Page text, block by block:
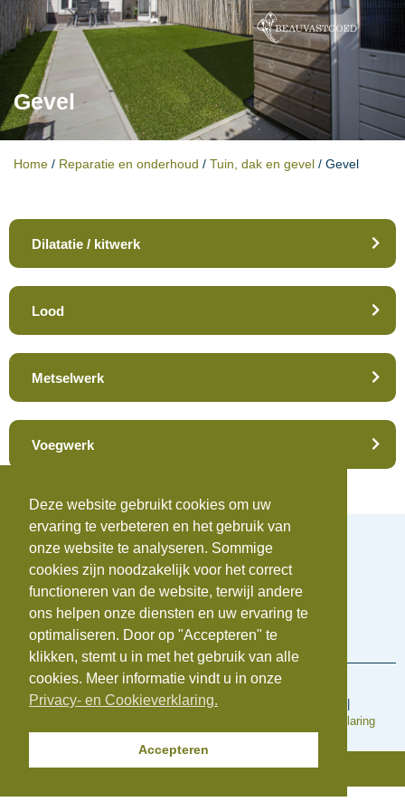
Gevel
Home / Reparatie en onderhoud / Tuin, dak en gevel / Gevel
Dilatatie / kitwerk
Lood
Metselwerk
Voegwerk
Telefoonnummer:0172-742655
E-mail:info@beauvastgoed.nl
BTW:
NL.8633.39.281.B.01 |KvK:84734876
Voorwaarden en regelingen
Algemene inkoopvoorwaarden|
Privacyverklaring
© Copyright 2025 | Beauvastgoed
Deze website gebruikt cookies om uw
ervaring te verbeteren en het gebruik van
onze website te analyseren. Sommige
cookies zijn noodzakelijk voor het correct
functioneren van de website, terwijl andere
ons helpen onze diensten en uw ervaring te
optimaliseren. Door op "Accepteren" te
klikken, stemt u in met het gebruik van alle
cookies. Meer informatie vindt u in onze
Privacy- en Cookieverklaring.
Accepteren